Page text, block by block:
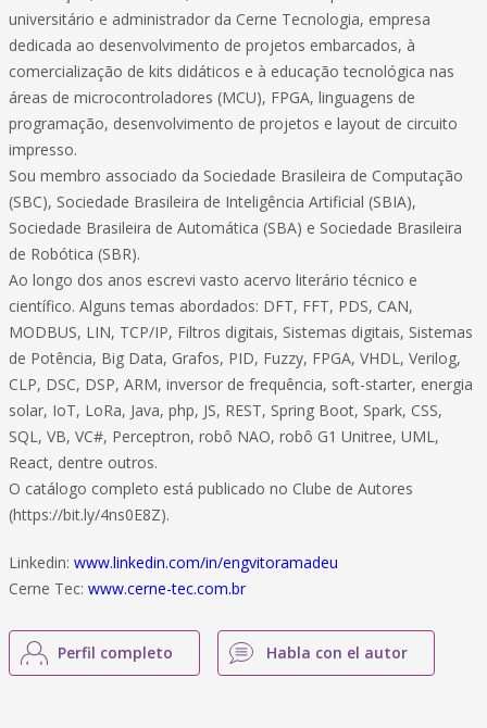
universitário e administrador da Cerne Tecnologia, empresa
dedicada ao desenvolvimento de projetos embarcados, à
comercialização de kits didáticos e à educação tecnológica nas
áreas de microcontroladores (MCU), FPGA, linguagens de
programação, desenvolvimento de projetos e layout de circuito
impresso.
Sou membro associado da Sociedade Brasileira de Computação
(SBC), Sociedade Brasileira de Inteligência Artificial (SBIA),
Sociedade Brasileira de Automática (SBA) e Sociedade Brasileira
de Robótica (SBR).
Ao longo dos anos escrevi vasto acervo literário técnico e
científico. Alguns temas abordados: DFT, FFT, PDS, CAN,
MODBUS, LIN, TCP/IP, Filtros digitais, Sistemas digitais, Sistemas
de Potência, Big Data, Grafos, PID, Fuzzy, FPGA, VHDL, Verilog,
CLP, DSC, DSP, ARM, inversor de frequência, soft-starter, energia
solar, IoT, LoRa, Java, php, JS, REST, Spring Boot, Spark, CSS,
SQL, VB, VC#, Perceptron, robô NAO, robô G1 Unitree, UML,
React, dentre outros.
O catálogo completo está publicado no Clube de Autores
(https://bit.ly/4ns0E8Z).
Linkedin: www.linkedin.com/in/engvitoramadeu
Cerne Tec: www.cerne-tec.com.br
Perfil completo Habla con el autor